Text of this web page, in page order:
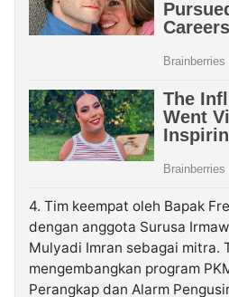
4. Tim keempat oleh Bapak
dengan anggota Surusa
Mulyadi Imran sebagai mitra.
mengembangkan program
Perangkap dan Alarm